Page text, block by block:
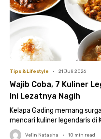
Tips & Lifestyle • 21 Juli 2026
Wajib Coba, 7 Kuliner
Ini Lezatnya Nagih
Kelapa Gading memang
mencari kuliner legendaris di
Velin Natasha • 10 min read